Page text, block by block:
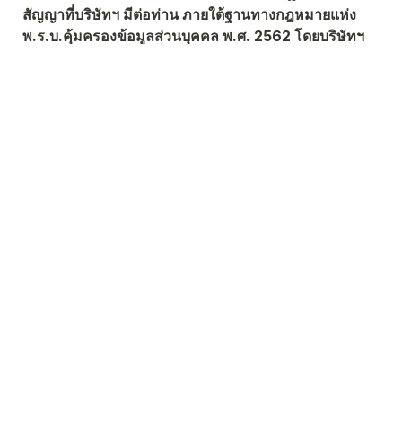
สัญญาที่บริษัทฯ มีต่อท่าน ภายใต้ฐานทางกฎหมายแห่ง
พ.ร.บ.คุ้มครองข้อมูลส่วนบุคคล พ.ศ. 2562 โดยบริษัทฯ